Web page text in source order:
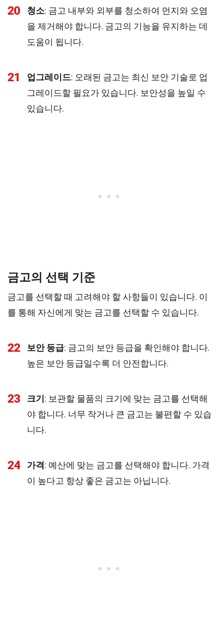
20 청소: 금고 내부와 외부를 청소하여 먼지와 오염
을 제거해야 합니다. 금고의 기능을 유지하는 데
도움이 됩니다.
21 업그레이드: 오래된 금고는 최신 보안 기술로 업
그레이드할 필요가 있습니다. 보안성을 높일 수
있습니다.
금고의 선택 기준
금고를 선택할 때 고려해야 할 사항들이 있습니다. 이
를 통해 자신에게 맞는 금고를 선택할 수 있습니다.
22 보안 등급: 금고의 보안 등급을 확인해야 합니다.
높은 보안 등급일수록 더 안전합니다.
23 크기 : 보관할 물품의 크기에 맞는 금고를 선택해
야 합니다. 너무 작거나 큰 금고는 불편할 수 있습
니다.
24 가격: 예산에 맞는 금고를 선택해야 합니다. 가격
이 높다고 항상 좋은 금고는 아닙니다.